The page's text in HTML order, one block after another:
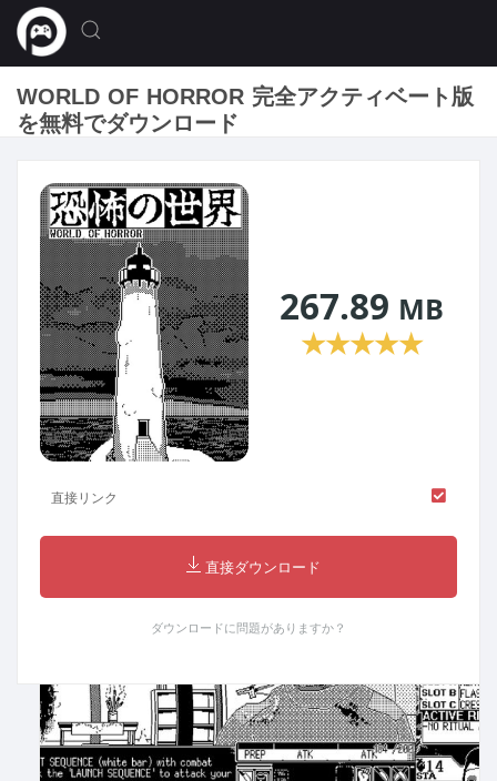
WORLD OF HORROR 完全アクティベート版
を無料でダウンロード
267.89 MB
★★★★★
直接リンク
直接ダウンロード
ダウンロードに問題がありますか？